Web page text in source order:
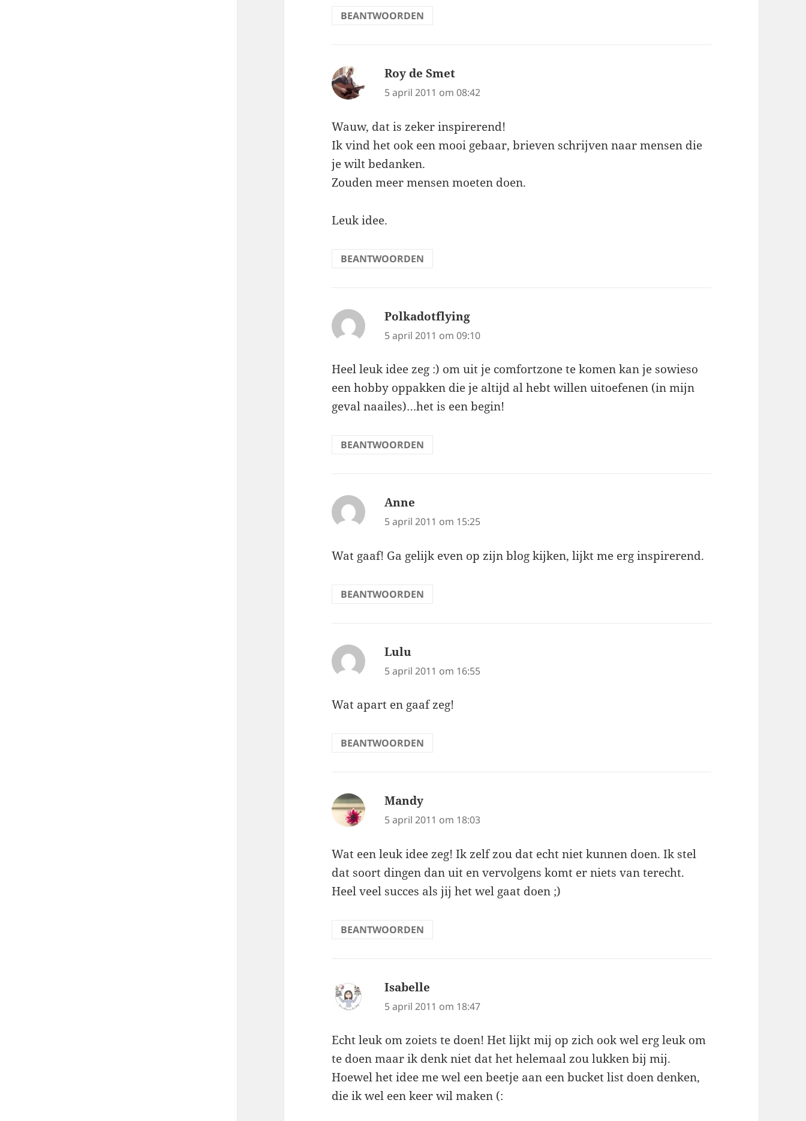
BEANTWOORDEN
Roy de Smet
5 april 2011 om 08:42
Wauw, dat is zeker inspirerend!
Ik vind het ook een mooi gebaar, brieven schrijven naar mensen die
je wilt bedanken.
Zouden meer mensen moeten doen.
Leuk idee.
BEANTWOORDEN
Polkadotflying
5 april 2011 om 09:10
Heel leuk idee zeg :) om uit je comfortzone te komen kan je sowieso
een hobby oppakken die je altijd al hebt willen uitoefenen (in mijn
geval naailes)…het is een begin!
BEANTWOORDEN
Anne
5 april 2011 om 15:25
Wat gaaf! Ga gelijk even op zijn blog kijken, lijkt me erg inspirerend.
BEANTWOORDEN
Lulu
5 april 2011 om 16:55
Wat apart en gaaf zeg!
BEANTWOORDEN
Mandy
5 april 2011 om 18:03
Wat een leuk idee zeg! Ik zelf zou dat echt niet kunnen doen. Ik stel
dat soort dingen dan uit en vervolgens komt er niets van terecht.
Heel veel succes als jij het wel gaat doen ;)
BEANTWOORDEN
Isabelle
5 april 2011 om 18:47
Echt leuk om zoiets te doen! Het lijkt mij op zich ook wel erg leuk om
te doen maar ik denk niet dat het helemaal zou lukken bij mij.
Hoewel het idee me wel een beetje aan een bucket list doen denken,
die ik wel een keer wil maken (: